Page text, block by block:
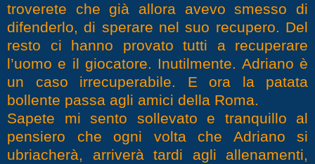
troverete che già allora avevo smesso di
difenderlo, di sperare nel suo recupero. Del
resto ci hanno provato tutti a recuperare
l’uomo e il giocatore. Inutilmente. Adriano è
un caso irrecuperabile. E ora la patata
bollente passa agli amici della Roma.
Sapete mi sento sollevato e tranquillo al
pensiero che ogni volta che Adriano si
ubriacherà, arriverà tardi agli allenamenti,